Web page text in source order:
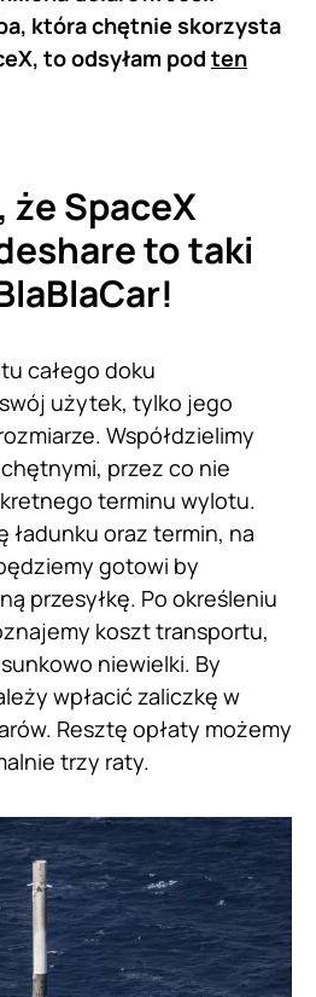
która chętnie skorzysta
to odsyłam pod ten
że SpaceX
to taki
całego doku
użytek, tylko jego
Współdzielimy
przez co nie
terminu wylotu.
ładunku oraz termin, na
gotowi by
przesyłkę. Po określeniu
koszt transportu,
niewielki. By
wpłacić zaliczkę w
Resztę opłaty możemy
trzy raty.